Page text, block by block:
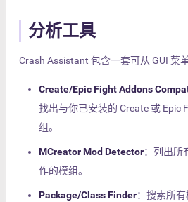
分析工具
Crash Assistant 包含一套可从 GUI 菜
Create/Epic Fight Addons
找出与你已安装的 Create 或 Epic
组。
MCreator Mod Detector：列出所
作的模组。
Package/Class Finder：搜索所